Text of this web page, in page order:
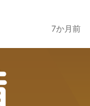
7か月前